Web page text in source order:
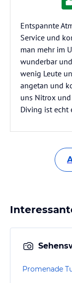
Entspannte
Service und
man mehr im
wunderbar
wenig Leute
angetan und
uns Nitrox und
Diving ist echt
Promenade